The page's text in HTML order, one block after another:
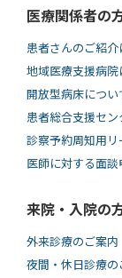
医療関係者の
患者さんのご紹介
地域医療支援病院
開放型病床につい
患者総合支援セン
診察予約周知用リ
医師に対する面
来院・入院の
外来診療のご案内
夜間・休日診療の